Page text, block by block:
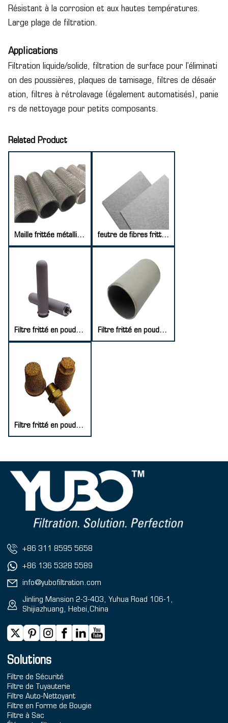
Résistant à la corrosion et aux hautes températures.
Large plage de filtration.
Applications
Filtration liquide/solide, filtration de surface pour l'éliminati
on des poussières, plaques de tamisage, filtres de désaér
ation, filtres à rétrolavage (également automatisés), panie
rs de nettoyage pour petits composants.
Related Product
Maille frittée métallique perforée feutre de fibres frittées en acier inoxydable
Filtre fritté en poudre d'acier inoxydable Filtre fritté en poudre de titane
Filtre fritté en poudre de cuivre
+86 311 8595 5658
+86 136 5328 5589
info@yubofiltration.com
Jinling Mansion 2-3-403, Yuhua Road 106-1,
Shijiazhuang, Hebei,China
Solutions
Filtre de Sécurité
Filtre de Tuyauterie
Filtre Auto-Nettoyant
Filtre en Forme de Bougie
Filtre à Sac